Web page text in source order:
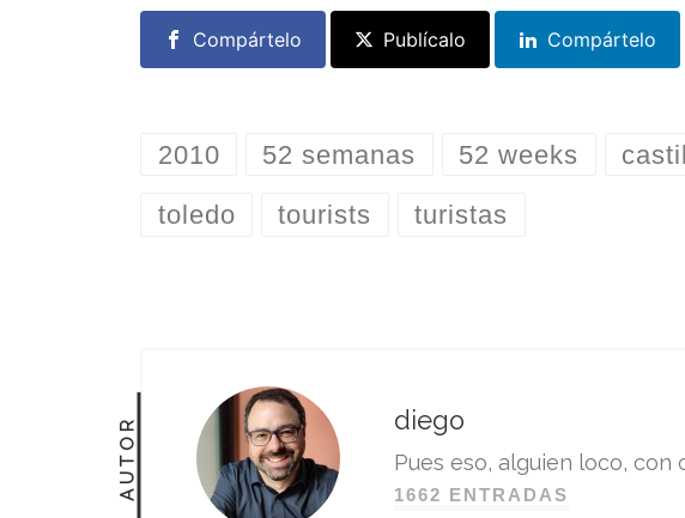
Compártelo Publícalo Compártelo
2010 52 semanas 52 weeks
toledo tourists turistas
AUTOR diego
Pues eso, alguien loco,
1662 ENTRADAS